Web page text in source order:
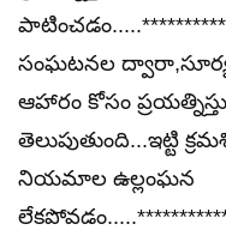
సంఘటనల
ఆహారం కోసం
తెలుపుతుంది...ఇట్టి
నియమాల ఉల్లంఘన